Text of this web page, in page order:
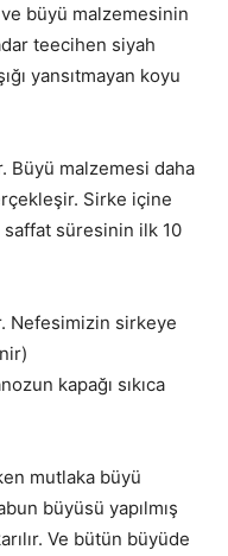
büyü malzemesinin
teecihen siyah
yansıtmayan koyu
Büyü malzemesi daha
Sirke içine
saffat süresinin ilk 10
Nefesimizin sirkeye
kapağı sıkıca
mutlaka büyü
büyüsü yapılmış
Ve bütün büyüde